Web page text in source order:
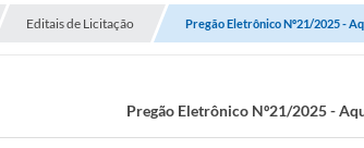
Editais de Licitação Pregão Eletrônico Nº21/2025 -
Pregão Eletrônico Nº21/2025 -